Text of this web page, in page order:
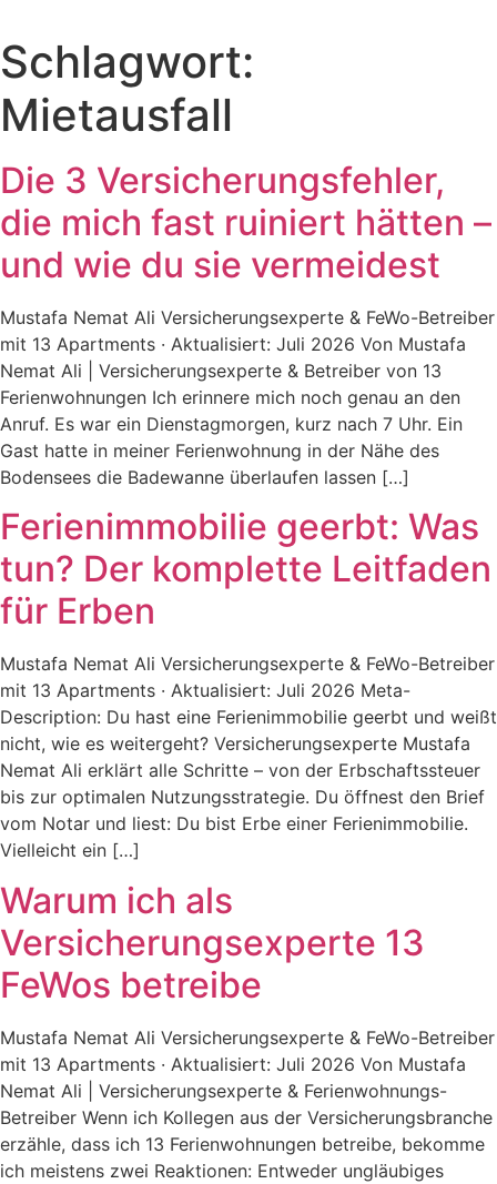
Inhalt
wechseln
Schlagwort:
Mietausfall
Die 3 Versicherungsfehler,
die mich fast ruiniert hätten –
und wie du sie vermeidest
Mustafa Nemat Ali Versicherungsexperte & FeWo-Betreiber
mit 13 Apartments · Aktualisiert: Juli 2026 Von Mustafa
Nemat Ali | Versicherungsexperte & Betreiber von 13
Ferienwohnungen Ich erinnere mich noch genau an den
Anruf. Es war ein Dienstagmorgen, kurz nach 7 Uhr. Ein
Gast hatte in meiner Ferienwohnung in der Nähe des
Bodensees die Badewanne überlaufen lassen […]
Ferienimmobilie geerbt: Was
tun? Der komplette Leitfaden
für Erben
Mustafa Nemat Ali Versicherungsexperte & FeWo-Betreiber
mit 13 Apartments · Aktualisiert: Juli 2026 Meta-
Description: Du hast eine Ferienimmobilie geerbt und weißt
nicht, wie es weitergeht? Versicherungsexperte Mustafa
Nemat Ali erklärt alle Schritte – von der Erbschaftssteuer
bis zur optimalen Nutzungsstrategie. Du öffnest den Brief
vom Notar und liest: Du bist Erbe einer Ferienimmobilie.
Vielleicht ein […]
Warum ich als
Versicherungsexperte 13
FeWos betreibe
Mustafa Nemat Ali Versicherungsexperte & FeWo-Betreiber
mit 13 Apartments · Aktualisiert: Juli 2026 Von Mustafa
Nemat Ali | Versicherungsexperte & Ferienwohnungs-
Betreiber Wenn ich Kollegen aus der Versicherungsbranche
erzähle, dass ich 13 Ferienwohnungen betreibe, bekomme
ich meistens zwei Reaktionen: Entweder ungläubiges